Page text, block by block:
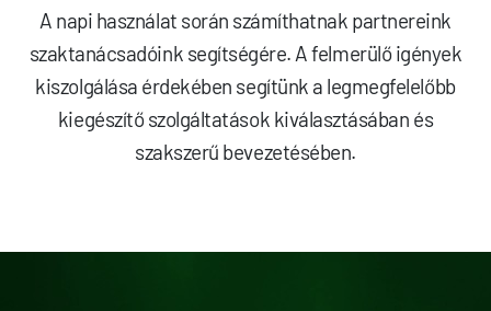
A napi használat során számíthatnak partnereink
szaktanácsadóink segítségére. A felmerülő igények
kiszolgálása érdekében segítünk a legmegfelelőbb
kiegészítő szolgáltatások kiválasztásában és
szakszerű bevezetésében.